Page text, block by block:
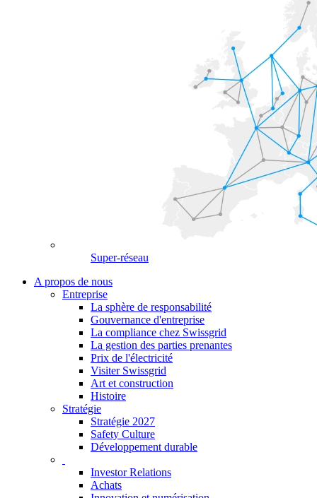
Super-réseau
A propos de nous
Entreprise
La sphère de responsabilité
Gouvernance d'entreprise
La compliance chez Swissgrid
La gestion des parties prenantes
Prix de l'électricité
Visiter Swissgrid
Art et construction
Histoire
Stratégie
Stratégie 2027
Safety Culture
Développement durable
Investor Relations
Achats